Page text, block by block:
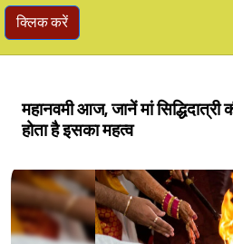
क्लिक करें
महानवमी आज, जानें मां सिद्धिदात्री
होता है इसका महत्व